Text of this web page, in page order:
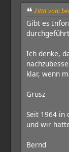
Zitat von:
Gibt es
Ich denke,
klar, wenn
Grusz
Seit 1964 in
und wir
Bernd